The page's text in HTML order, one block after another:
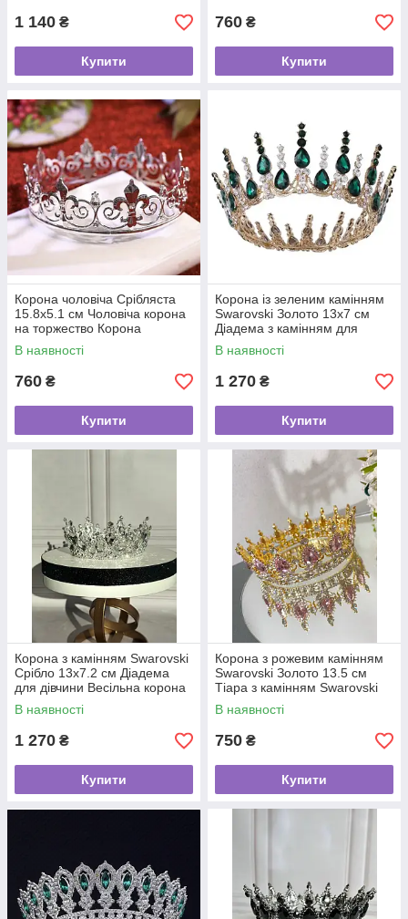
1 140 ₴
Купити
760 ₴
Купити
Корона чоловіча Срібляста
15.8х5.1 см Чоловіча корона
на торжество Корона
карнавальна для хлопчика
В наявності
760 ₴
Купити
Корона із зеленим камінням
Swarovski Золото 13х7 см
Діадема з камінням для
торжества
В наявності
1 270 ₴
Купити
Корона з камінням Swarovski
Срібло 13х7.2 см Діадема
для дівчини Весільна корона
для зачіски
В наявності
1 270 ₴
Купити
Корона з рожевим камінням
Swarovski Золото 13.5 см
Тіара з камінням Swarovski
для весілля
В наявності
750 ₴
Купити